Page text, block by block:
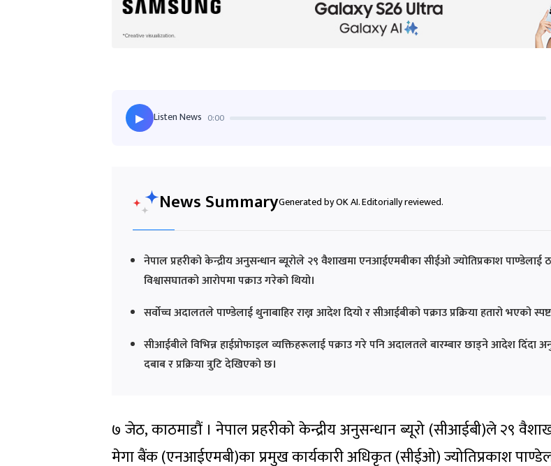
▶ Listen News 0:00
News SummaryGenerated by OK AI. Editorially reviewed.
नेपाल प्रहरीको केन्द्रीय अनुसन्धान ब्यूरोले २९ वैशाखमा एनआईएमबीका सीईओ ज्योतिप्रकाश
विश्वासघातको आरोपमा पक्राउ गरेको थियो।
सर्वोच्च अदालतले पाण्डेलाई थुनाबाहिर राख्न आदेश दियो र सीआईबीको पक्राउ प्रक्रिया हतारो भएको स्पष्ट
सीआईबीले विभिन्न हाईप्रोफाइल व्यक्तिहरूलाई पक्राउ गरे पनि अदालतले बारम्बार छाड्ने आदेश दिँदा
दबाब र प्रक्रिया त्रुटि देखिएको छ।
७ जेठ, काठमाडौं । नेपाल प्रहरीको केन्द्रीय अनुसन्धान ब्यूरो (सीआईबी)ले २९
मेगा बैंक (एनआईएमबी)का प्रमुख कार्यकारी अधिकृत (सीईओ) ज्योतिप्रकाश